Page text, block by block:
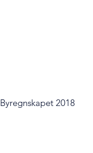
Byregnskapet 2018